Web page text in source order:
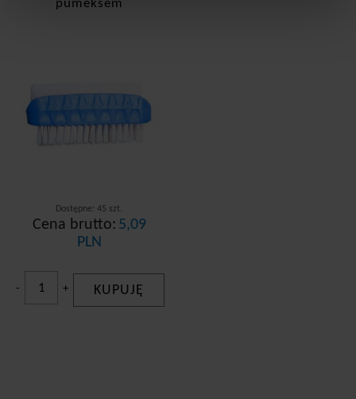
pumeksem
Dostępne: 45 szt.
Cena brutto: 5,09
PLN
- + KUPUJĘ